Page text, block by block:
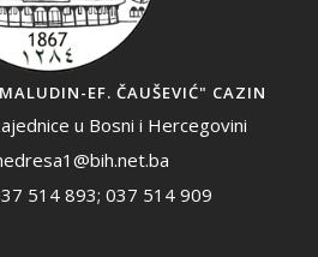
EF. ČAUŠEVIĆ" CAZIN
u Bosni i Hercegovini
514 893; 037 514 909